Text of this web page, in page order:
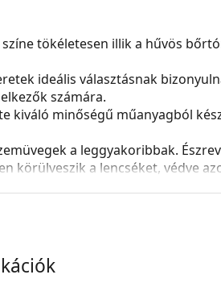
tökéletesen illik a hűvös
ideális választásnak
számára.
kiváló minőségű műanyagból
a leggyakoribbak.
körülveszik a lencséket, védve
ideális a szemüvegek tisztítására